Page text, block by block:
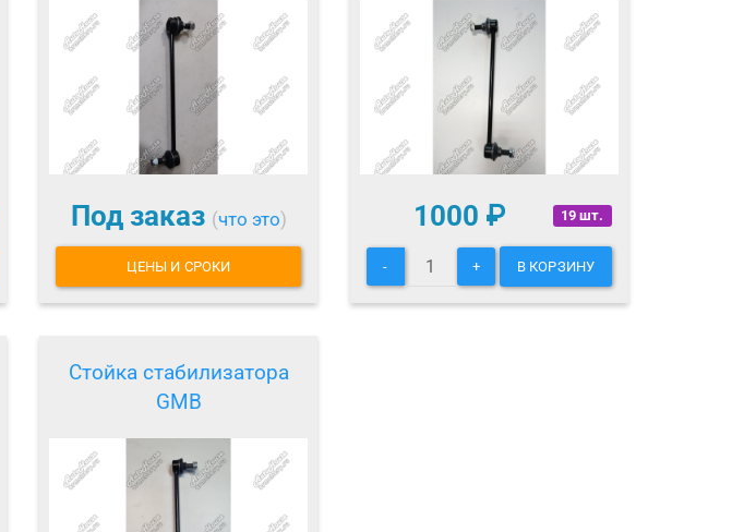
Под заказ (что это)
ЦЕНЫ И СРОКИ
19 шт.
1000 ₽
- + В КОРЗИНУ
Стойка стабилизатора
GMB